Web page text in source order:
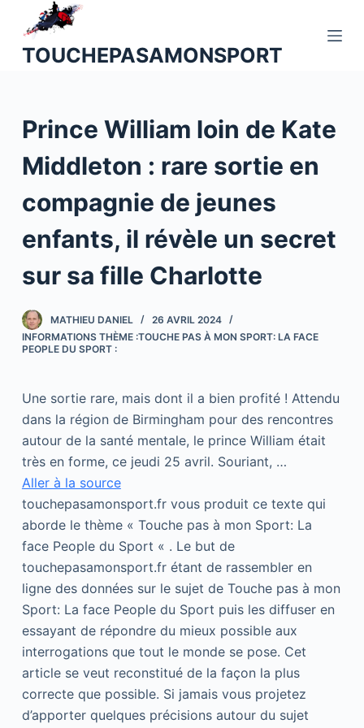
o
e
u
TOUCHEPASAMONSPORT
Prince William loin de Kate
Middleton : rare sortie en
compagnie de jeunes
enfants, il révèle un secret
sur sa fille Charlotte
MATHIEU DANIEL
26 AVRIL 2024
INFORMATIONS THÈME :TOUCHE PAS À MON SPORT: LA FACE
PEOPLE DU SPORT :
Une sortie rare, mais dont il a bien profité ! Attendu
dans la région de Birmingham pour des rencontres
autour de la santé mentale, le prince William était
très en forme, ce jeudi 25 avril. Souriant, …
Aller à la source
touchepasamonsport.fr vous produit ce texte qui
aborde le thème « Touche pas à mon Sport: La
face People du Sport « . Le but de
touchepasamonsport.fr étant de rassembler en
ligne des données sur le sujet de Touche pas à mon
Sport: La face People du Sport puis les diffuser en
essayant de répondre du mieux possible aux
interrogations que tout le monde se pose. Cet
article se veut reconstitué de la façon la plus
correcte que possible. Si jamais vous projetez
d’apporter quelques précisions autour du sujet